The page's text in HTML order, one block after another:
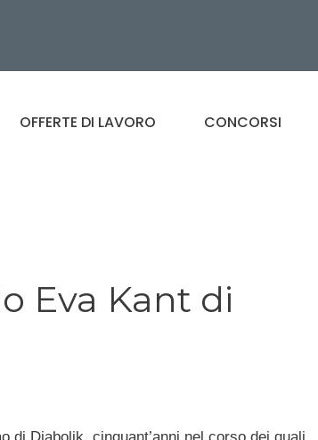
OFFERTE DI LAVORO CONCORSI
Eva Kant di
di Diabolik, cinquant’anni nel corso dei quali